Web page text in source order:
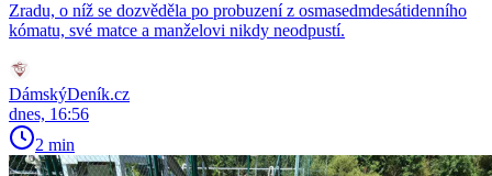
Zradu, o níž se dozvěděla po probuzení z osmasedmdesátidenního
kómatu, své matce a manželovi nikdy neodpustí.
DámskýDeník.cz
dnes, 16:56
2 min